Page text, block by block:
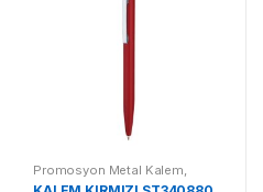
Promosyon Metal Kalem,
Promosyon Kalemler